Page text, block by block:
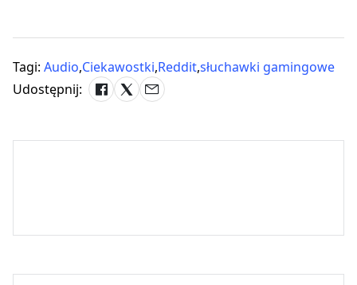
Tagi: Audio,Ciekawostki,Reddit,słuchawki gamingowe
Udostępnij: